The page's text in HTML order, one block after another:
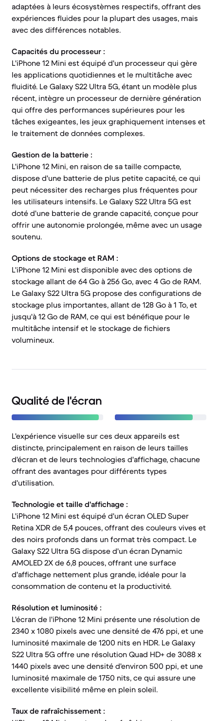
adaptées à leurs écosystèmes respectifs, offrant des
expériences fluides pour la plupart des usages, mais
avec des différences notables.
Capacités du processeur :
L'iPhone 12 Mini est équipé d'un processeur qui gère
les applications quotidiennes et le multitâche avec
fluidité. Le Galaxy S22 Ultra 5G, étant un modèle plus
récent, intègre un processeur de dernière génération
qui offre des performances supérieures pour les
tâches exigeantes, les jeux graphiquement intenses et
le traitement de données complexes.
Gestion de la batterie :
L'iPhone 12 Mini, en raison de sa taille compacte,
dispose d'une batterie de plus petite capacité, ce qui
peut nécessiter des recharges plus fréquentes pour
les utilisateurs intensifs. Le Galaxy S22 Ultra 5G est
doté d'une batterie de grande capacité, conçue pour
offrir une autonomie prolongée, même avec un usage
soutenu.
Options de stockage et RAM :
L'iPhone 12 Mini est disponible avec des options de
stockage allant de 64 Go à 256 Go, avec 4 Go de RAM.
Le Galaxy S22 Ultra 5G propose des configurations de
stockage plus importantes, allant de 128 Go à 1 To, et
jusqu'à 12 Go de RAM, ce qui est bénéfique pour le
multitâche intensif et le stockage de fichiers
volumineux.
Qualité de l'écran
L'expérience visuelle sur ces deux appareils est
distincte, principalement en raison de leurs tailles
d'écran et de leurs technologies d'affichage, chacune
offrant des avantages pour différents types
d'utilisation.
Technologie et taille d'affichage :
L'iPhone 12 Mini est équipé d'un écran OLED Super
Retina XDR de 5,4 pouces, offrant des couleurs vives et
des noirs profonds dans un format très compact. Le
Galaxy S22 Ultra 5G dispose d'un écran Dynamic
AMOLED 2X de 6,8 pouces, offrant une surface
d'affichage nettement plus grande, idéale pour la
consommation de contenu et la productivité.
Résolution et luminosité :
L'écran de l'iPhone 12 Mini présente une résolution de
2340 x 1080 pixels avec une densité de 476 ppi, et une
luminosité maximale de 1200 nits en HDR. Le Galaxy
S22 Ultra 5G offre une résolution Quad HD+ de 3088 x
1440 pixels avec une densité d'environ 500 ppi, et une
luminosité maximale de 1750 nits, ce qui assure une
excellente visibilité même en plein soleil.
Taux de rafraîchissement :